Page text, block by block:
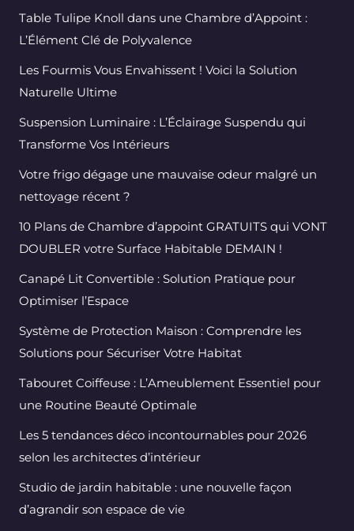
Table Tulipe Knoll dans une Chambre d’Appoint :
L’Élément Clé de Polyvalence
Les Fourmis Vous Envahissent ! Voici la Solution
Naturelle Ultime
Suspension Luminaire : L’Éclairage Suspendu qui
Transforme Vos Intérieurs
Votre frigo dégage une mauvaise odeur malgré un
nettoyage récent ?
10 Plans de Chambre d’appoint GRATUITS qui VONT
DOUBLER votre Surface Habitable DEMAIN !
Canapé Lit Convertible : Solution Pratique pour
Optimiser l’Espace
Système de Protection Maison : Comprendre les
Solutions pour Sécuriser Votre Habitat
Tabouret Coiffeuse : L’Ameublement Essentiel pour
une Routine Beauté Optimale
Les 5 tendances déco incontournables pour 2026
selon les architectes d’intérieur
Studio de jardin habitable : une nouvelle façon
d’agrandir son espace de vie